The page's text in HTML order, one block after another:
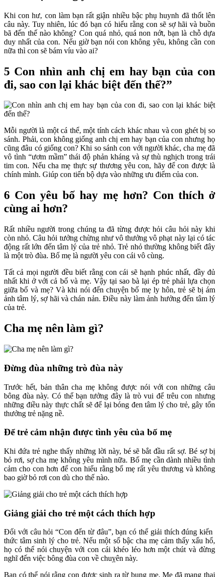
Khi con hư, con làm bạn rất giận nhiều bậc phụ huynh đã thốt lên
câu này. Tuy nhiên, lúc đó bạn có hiểu rằng con sẽ sợ hãi và buồn
bã đến thế nào không? Con quá nhỏ, quá non nớt, bạn là chỗ dựa
duy nhất của con. Nếu giờ bạn nói con không yêu, không cần con
nữa thì con sẽ bám víu vào ai?
5 Con nhìn anh chị em hay bạn của con
đi, sao con lại khác biệt đến thế?”
Mỗi người là một cá thể, một tính cách khác nhau và con ghét bị so
sánh. Phải, con không giống anh chị em hay bạn của con nhưng họ
cũng đâu có giống con? Khi so sánh con với người khác, cha mẹ đã
vô tình “ươm mầm” thái độ phản kháng và sự thù nghịch trong trái
tim con. Nếu cha mẹ thực sự thương yêu con, hãy để con được là
chính mình. Giúp con tiến bộ dựa vào những ưu điểm của con.
6 Con yêu bố hay mẹ hơn? Con thích ở
cùng ai hơn?
Rất nhiều người trong chúng ta đã từng được hỏi câu hỏi này khi
còn nhỏ. Câu hỏi tưởng chừng như vô thưởng vô phạt này lại có tác
động rất lớn đến tâm lý của trẻ nhỏ. Trẻ nhỏ thường không biết đây
là một trò đùa. Bố mẹ là người yêu con cái vô cùng.
Tất cả mọi người đều biết rằng con cái sẽ hạnh phúc nhất, đầy đủ
nhất khi ở với cả bố và mẹ. Vậy tại sao bà lại ép trẻ phải lựa chọn
giữa bố và mẹ? Và khi nói đến chuyện bố mẹ ly hôn, trẻ sẽ bị ám
ảnh tâm lý, sợ hãi và chán nản. Điều này làm ảnh hưởng đến tâm lý
của trẻ.
Cha mẹ nên làm gì?
Đừng đùa những trò đùa này
Trước hết, bản thân cha mẹ không được nói với con những câu
bông đùa này. Có thể bạn tưởng đây là trò vui để trêu con nhưng
những điều này thực chất sẽ để lại bóng đen tâm lý cho trẻ, gây tổn
thưởng trẻ nặng nề.
Để trẻ cảm nhận được tình yêu của bố mẹ
Khi đứa trẻ nghe thấy những lời này, bé sẽ bắt đầu rất sợ. Bé sợ bị
bỏ rơi, sợ cha mẹ không yêu mình nữa. Bố mẹ cần dành nhiều tình
cảm cho con hơn để con hiểu rằng bố mẹ rất yêu thương và không
bao giờ bỏ rơi con dù cho thế nào.
Giảng giải cho trẻ một cách thích hợp
Đối với câu hỏi “Con đến từ đâu”, bạn có thể giải thích đúng kiến ​​
thức tâm sinh lý cho trẻ. Nếu một số bậc cha mẹ cảm thấy xấu hổ,
họ có thể nói chuyện với con cái khéo léo hơn một chút và đừng
nghĩ đến việc bông đùa con về chuỵên này.
Bạn có thể nói rằng con được sinh ra từ bụng mẹ. Mẹ đã mang thai